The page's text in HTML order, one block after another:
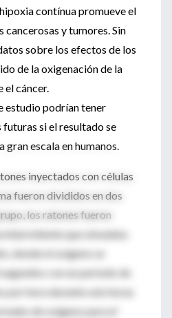
contínua promueve el
y tumores. Sin
sobre los efectos de los
de la oxigenación de la
el cáncer.
estudio podrían tener
si el resultado se
gran escala en humanos.
inyectados con células
fueron divididos en dos
los ratones fueron
intermitente que simulaba
donde el oxígeno se
con un periodo de
por hora durante seis horas
de oxígeno para el